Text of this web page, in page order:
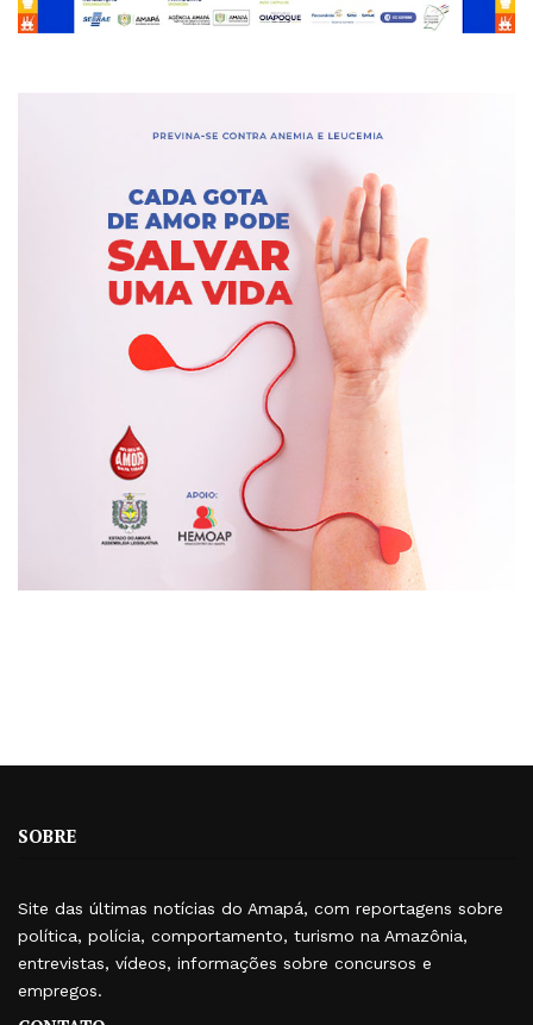
SOBRE
Site das últimas notícias do Amapá, com reportagens sobre
política, polícia, comportamento, turismo na Amazônia,
entrevistas, vídeos, informações sobre concursos e
empregos.